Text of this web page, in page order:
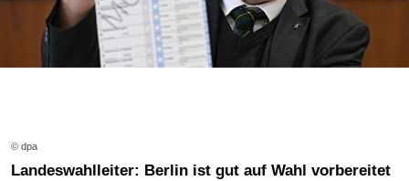
© dpa
Landeswahlleiter: Berlin ist gut auf Wahl vorbereitet